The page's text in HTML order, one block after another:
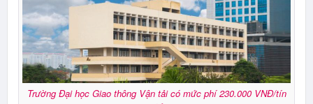
Trường Đại học Giao thông Vận tải có mức phí 230.000 VNĐ/tín